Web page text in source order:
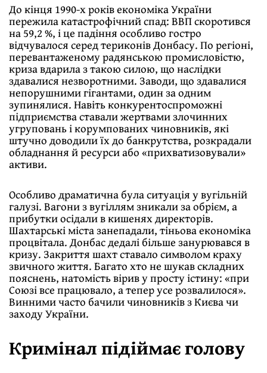
До кінця 1990-х років економіка України
пережила катастрофічний спад: ВВП скоротився
на 59,2 %, і це падіння особливо гостро
відчувалося серед териконів Донбасу. По регіоні,
перевантаженому радянською промисловістю,
криза вдарила з такою силою, що наслідки
здавалися незворотними. Заводи, що здавалися
непорушними гігантами, один за одним
зупинялися. Навіть конкурентоспроможні
підприємства ставали жертвами злочинних
угруповань і корумпованих чиновників, які
штучно доводили їх до банкрутства, розкрадали
обладнання й ресурси або «прихватизовували»
активи.
Особливо драматична була ситуація у вугільній
галузі. Вагони з вугіллям зникали за обрієм, а
прибутки осідали в кишенях директорів.
Шахтарські міста занепадали, тіньова економіка
процвітала. Донбас дедалі більше занурювався в
кризу. Закриття шахт ставало символом краху
звичного життя. Багато хто не шукав складних
пояснень, натомість вірив у просту істину: «при
Союзі все працювало, а тепер усе розвалилося».
Винними часто бачили чиновників з Києва чи
заходу України.
Кримінал підіймає голову